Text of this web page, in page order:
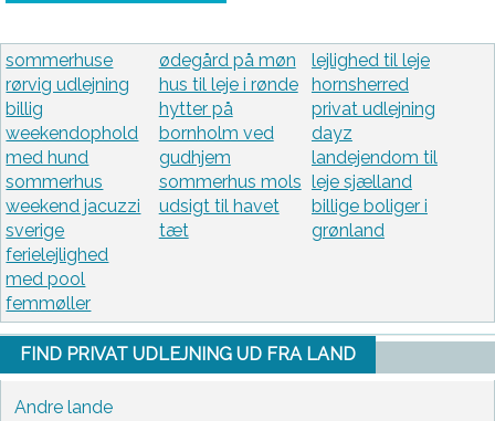
sommerhuse
rørvig udlejning
billig
weekendophold
med hund
sommerhus
weekend jacuzzi
sverige
ferielejlighed
med pool
femmøller
ødegård på møn
hus til leje i rønde
hytter på
bornholm ved
gudhjem
sommerhus mols
udsigt til havet
tæt
lejlighed til leje
hornsherred
privat udlejning
dayz
landejendom til
leje sjælland
billige boliger i
grønland
FIND PRIVAT UDLEJNING UD FRA LAND
Andre lande